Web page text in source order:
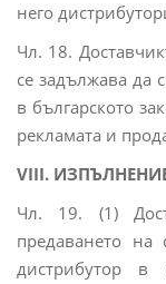
него
Чл. 18.
се задължава да
в българското
рекламата и
VIII.
Чл. 19. (1)
предаването на
дистрибутор в